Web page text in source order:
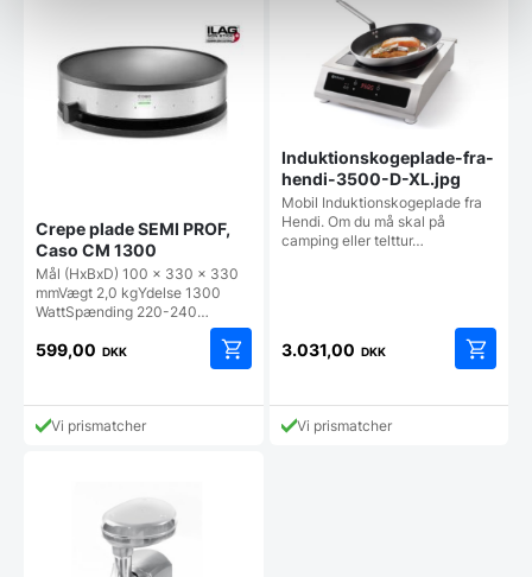
Crepe plade SEMI PROF,
Caso CM 1300
Mål (HxBxD) 100 x 330 x 330
mmVægt 2,0 kgYdelse 1300
WattSpænding 220-240…
599,00 DKK
Vi prismatcher
Induktionskogeplade-fra-
hendi-3500-D-XL.jpg
Mobil Induktionskogeplade fra
Hendi. Om du må skal på
camping eller telttur…
3.031,00 DKK
Vi prismatcher